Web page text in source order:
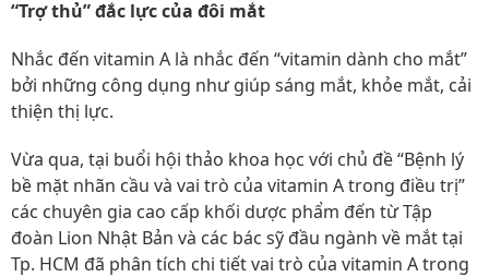
“Trợ thủ” đắc lực của đôi mắt
Nhắc đến vitamin A là nhắc đến “vitamin dành cho mắt”
bởi những công dụng như giúp sáng mắt, khỏe mắt, cải
thiện thị lực.
Vừa qua, tại buổi hội thảo khoa học với chủ đề “Bệnh lý
bề mặt nhãn cầu và vai trò của vitamin A trong điều trị”
các chuyên gia cao cấp khối dược phẩm đến từ Tập
đoàn Lion Nhật Bản và các bác sỹ đầu ngành về mắt tại
Tp. HCM đã phân tích chi tiết vai trò của vitamin A trong